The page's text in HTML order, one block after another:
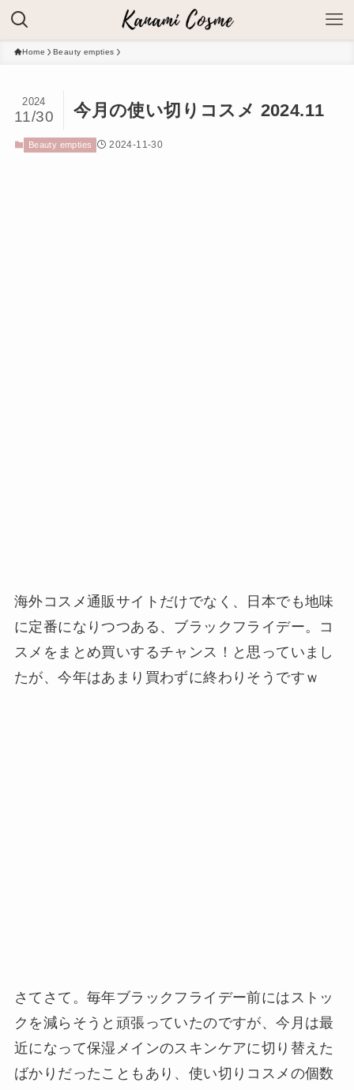
Home Beauty empties
今月の使い切りコスメ 2024.11
2024
11/30
Beauty empties 2024-11-30
海外コスメ通販サイトだけでなく、日本でも地味
に定番になりつつある、ブラックフライデー。コ
スメをまとめ買いするチャンス！と思っていまし
たが、今年はあまり買わずに終わりそうですｗ
さてさて。毎年ブラックフライデー前にはストッ
クを減らそうと頑張っていたのですが、今月は最
近になって保湿メインのスキンケアに切り替えた
ばかりだったこともあり、使い切りコスメの個数